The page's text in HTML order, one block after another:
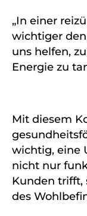
„In einer
wichtiger
uns helfen,
Energie zu
Mit diesem
wichtig, eine
nicht nur
Kunden trifft,
des